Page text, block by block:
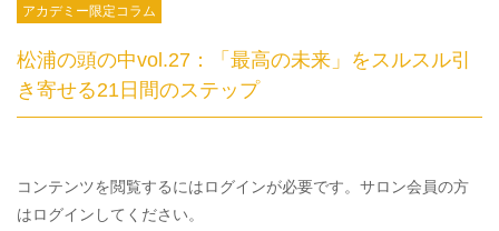
アカデミー限定コラム
松浦の頭の中vol.27：「最高の未来」をスルスル引
き寄せる21日間のステップ
コンテンツを閲覧するにはログインが必要です。サロン会員の方
はログインしてください。